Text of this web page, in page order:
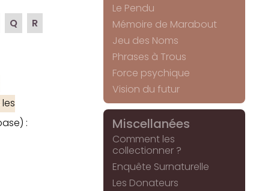
Q
R
:
Le Pendu
Mémoire de Marabout
Jeu des Noms
Phrases à Trous
Force psychique
Vision du futur
Miscellanées
Comment les
collectionner ?
Enquête Surnaturelle
Les Donateurs